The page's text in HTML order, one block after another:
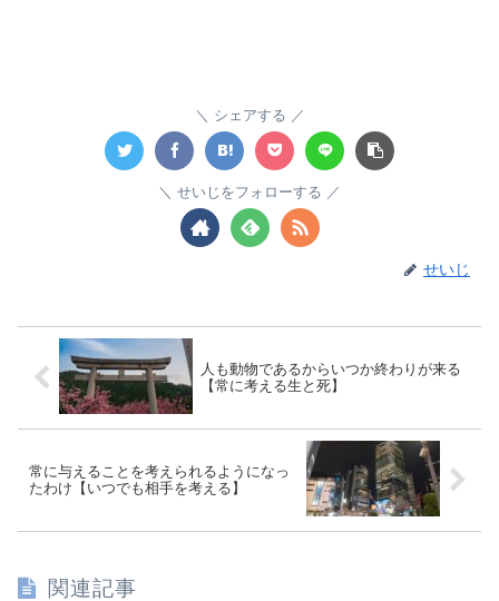
シェアする
せいじをフォローする
せいじ
人も動物であるからいつか終わりが来る
【常に考える生と死】
常に与えることを考えられるようになっ
たわけ【いつでも相手を考える】
関連記事